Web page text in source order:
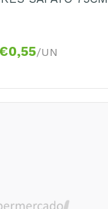
0,55/UN